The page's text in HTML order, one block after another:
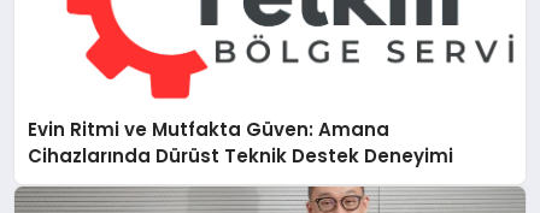
Evin Ritmi ve Mutfakta Güven: Amana
Cihazlarında Dürüst Teknik Destek Deneyimi